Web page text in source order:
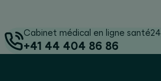
Cabinet médical en ligne santé24
+41 44 404 86 86